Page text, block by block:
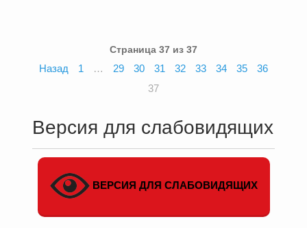
Страница 37 из 37
Назад 1 … 29 30 31 32 33 34 35
36
37
Версия для слабовидящих
ВЕРСИЯ ДЛЯ СЛАБОВИДЯЩИХ